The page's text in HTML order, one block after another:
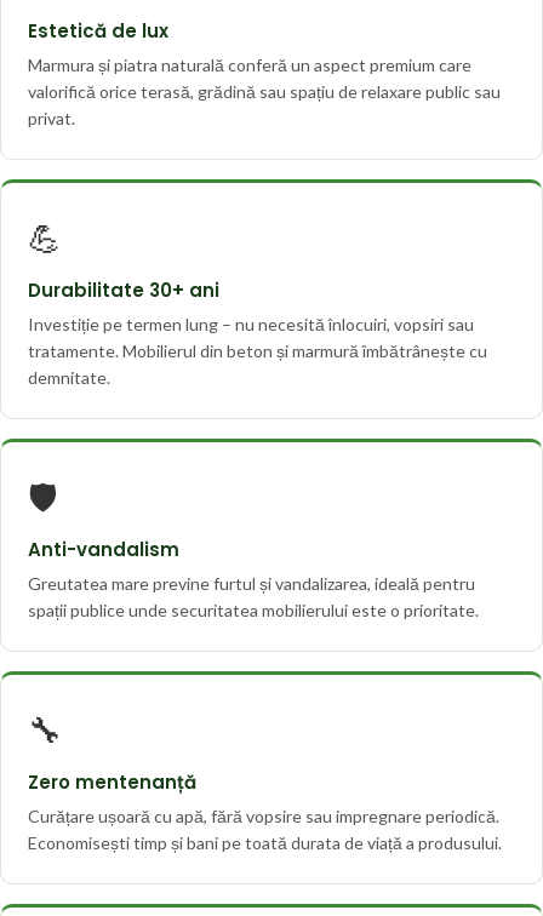
Estetică de lux
Marmura și piatra naturală conferă un aspect premium care
valorifică orice terasă, grădină sau spațiu de relaxare public sau
privat.
💪
Durabilitate 30+ ani
Investiție pe termen lung – nu necesită înlocuiri, vopsiri sau
tratamente. Mobilierul din beton și marmură îmbătrânește cu
demnitate.
🛡️
Anti-vandalism
Greutatea mare previne furtul și vandalizarea, ideală pentru
spații publice unde securitatea mobilierului este o prioritate.
🔧
Zero mentenanță
Curățare ușoară cu apă, fără vopsire sau impregnare periodică.
Economisești timp și bani pe toată durata de viață a produsului.